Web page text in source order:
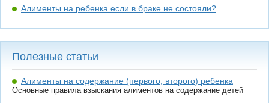
Алименты на ребенка если в браке не состояли?
Полезные статьи
Алименты на содержание (первого, второго) ребенка
Основные правила взыскания алиментов на содержание детей